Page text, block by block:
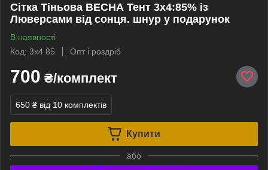
Сітка Тіньова ВЕСНА Тент 3х4:85% із
Люверсами від сонця. шнур у подарунок
В наявності
Код: 3х4 85
Опт і роздріб
700 ₴/комплект
650 ₴ від 10 комплектів
Купити
або